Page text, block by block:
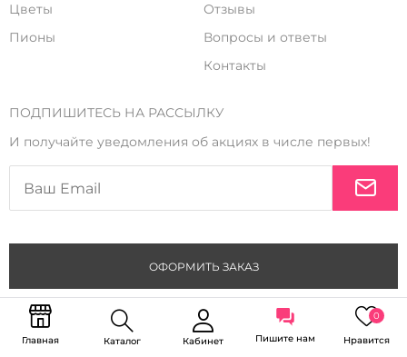
ОФОРМИТЬ ЗАКАЗ
Цветы
Пионы
Отзывы
Вопросы и ответы
Контакты
ПОДПИШИТЕСЬ НА РАССЫЛКУ
И получайте уведомления об акциях в числе первых!
Copyright © 2026 Венера в цветах ИП Купряхин Александр
Александрович ИНН 772483320941 ОГРНИП 325774600888880
Политика конфиденциальности
Главная Каталог Кабинет Пишите нам Нравится
0